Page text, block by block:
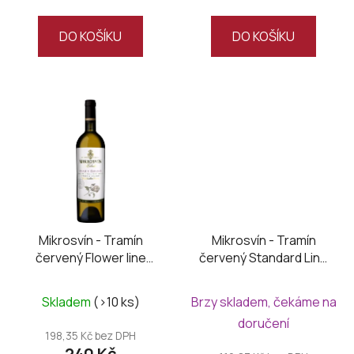
DO KOŠÍKU DO KOŠÍKU
Mikrosvín - Tramín
červený Flower line
Skladem (>10 ks)
198,35 Kč bez DPH
Mikrosvín - Tramín
červený Standard Line
Brzy skladem, čekáme na
doručení